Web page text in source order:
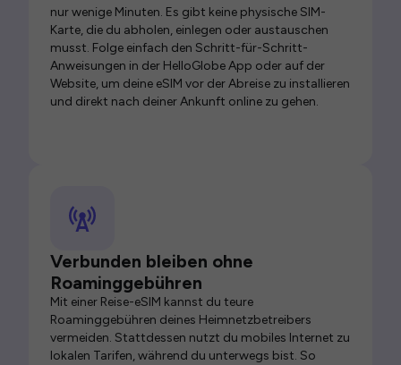
nur wenige Minuten. Es gibt keine physische SIM-
Karte, die du abholen, einlegen oder austauschen
musst. Folge einfach den Schritt-für-Schritt-
Anweisungen in der HelloGlobe App oder auf der
Website, um deine eSIM vor der Abreise zu installieren
und direkt nach deiner Ankunft online zu gehen.
Verbunden bleiben ohne
Roaminggebühren
Mit einer Reise-eSIM kannst du teure
Roaminggebühren deines Heimnetzbetreibers
vermeiden. Stattdessen nutzt du mobiles Internet zu
lokalen Tarifen, während du unterwegs bist. So